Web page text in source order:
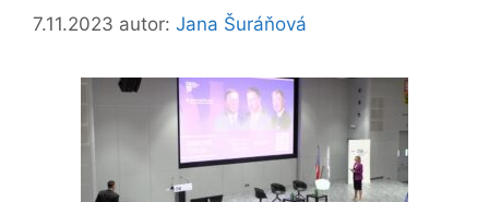
7.11.2023 autor: Jana Šuráňová